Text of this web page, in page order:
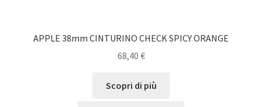
APPLE 38mm CINTURINO CHECK SPICY ORANGE
68,40 €
Scopri di più